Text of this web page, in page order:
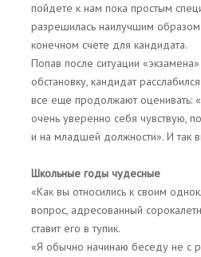
пойдете к нам пока простым
разрешилась наилучшим
конечном счете для кандидата.
Попав после ситуации
обстановку, кандидат
все еще продолжают оценивать:
очень уверенно себя чувствую,
и на младшей должности». И так
Школьные годы чудесные
«Как вы относились к своим
вопрос, адресованный
ставит его в тупик.
«Я обычно начинаю беседу не с